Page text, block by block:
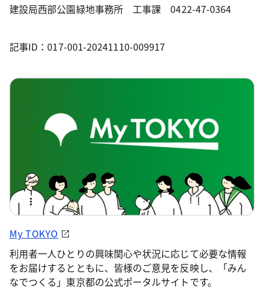
建設局西部公園緑地事務所 工事課 0422-47-0364
記事ID：017-001-20241110-009917
My TOKYO
利用者一人ひとりの興味関心や状況に応じて必要な情報
をお届けするとともに、皆様のご意見を反映し、「みん
なでつくる」東京都の公式ポータルサイトです。